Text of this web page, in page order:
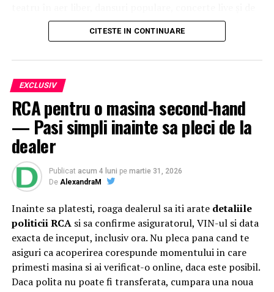
o intervenție surpriză aGrupului Vocal SONG. Pe scena
celei de-a patra ediții a festivaluluiSuflet de România
David Ciente, Maria Chivu
Evenimentul s-a desfășurat cu participarea Majestății
Sale Margareta, Custodele Coroanei României, a
Alteței Sale Regale Radu, Principele Consort al
României, alături de
Ahold Delhaize România,Mihai Spulber
Lead Profi,Gabriela Sîrbu
Ahold Delhaize România, numeroase oficialități,
autorități centrale și locale și alți reprezentanțiProfiși
Mega Image. Startul oficial a fost dat sâmbătă, după ce
distinsul grup a încheiat un tur al micilor producători și
artizani.
Evenimentul a continuat și tradiția caravanei medicale,
CITESTE IN CONTINUARE
EXCLUSIV
RCA pentru o masina second-hand
— Pasi simpli inainte sa pleci de la
dealer
Publicat acum 4 luni pe martie 31, 2026
De AlexandraM
Inainte sa platesti, roaga dealerul sa iti arate detaliile
politicii RCAsi sa confirme asiguratorul, VIN-ul si data
exacta de inceput, inclusiv ora. Nu pleca pana cand te
asiguri ca acoperirea corespunde momentului in care
primesti masina si ai verificat-o online, daca este posibil.
Daca polita nu poate fi transferata, cumpara una noua